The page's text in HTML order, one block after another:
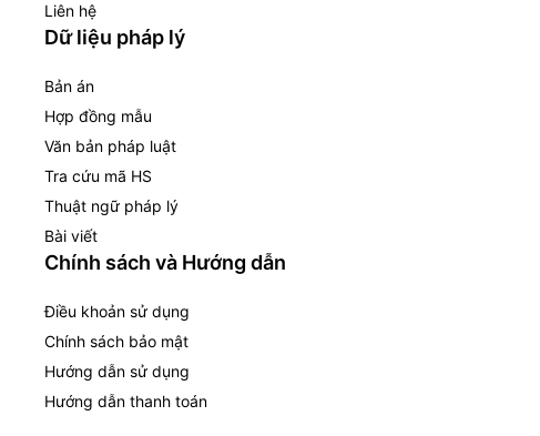
Liên hệ
Dữ liệu pháp lý
Bản án
Hợp đồng mẫu
Văn bản pháp luật
Tra cứu mã HS
Thuật ngữ pháp lý
Bài viết
Chính sách và Hướng dẫn
Điều khoản sử dụng
Chính sách bảo mật
Hướng dẫn sử dụng
Hướng dẫn thanh toán